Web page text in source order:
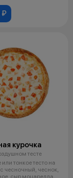
₽
курочка
тесте
тонкое тесто на
сыр моцарелла,